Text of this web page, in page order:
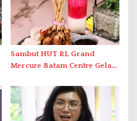
Sambut HUT RI, Grand
Mercure Batam Centre Gelar
Nusantara’